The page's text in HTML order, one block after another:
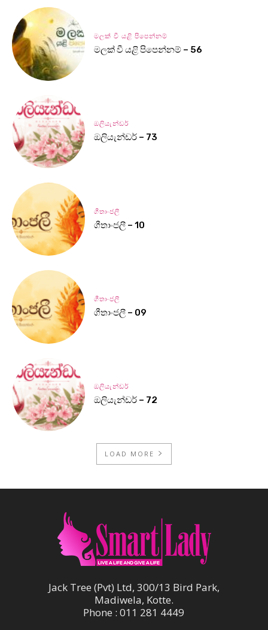
මලක් වී යළි පිපෙන්නම්
මලක් වී යළි පිපෙන්නම් – 56
ඔලියැන්ඩර්
ඔලියැන්ඩර් – 73
ගීතාංජලී
ගීතාංජලී – 10
ගීතාංජලී
ගීතාංජලී – 09
ඔලියැන්ඩර්
ඔලියැන්ඩර් – 72
LOAD MORE
Jack Tree (Pvt) Ltd, 300/13 Bird Park,
Madiwela, Kotte.
Phone : 011 281 4449